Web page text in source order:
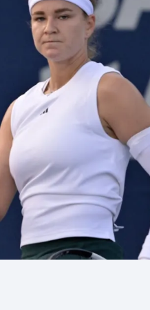
Moderní
Motorsport
Olympijské
Parasport
Plavání
Plážový